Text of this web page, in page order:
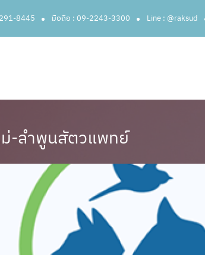
8445 มือถือ : 09-2243-3300 Line : @raksud
ม่-ลำพูนสัตวแพทย์